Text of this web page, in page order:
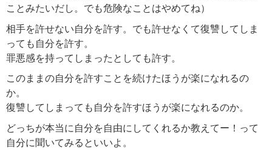
ことみたいだし。でも危険なことはやめてね）
相手を許せない自分を許す。でも許せなくて復讐してしま
っても自分を許す。
罪悪感を持ってしまったとしても許す。
このままの自分を許すことを続けたほうが楽になれるの
か。
復讐してしまっても自分を許すほうが楽になれるのか。
どっちが本当に自分を自由にしてくれるか教えてー！って
自分に聞いてみるといいよ。